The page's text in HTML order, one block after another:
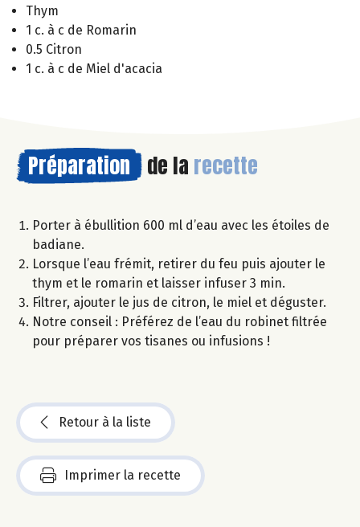
Thym
1 c. à c de Romarin
0.5 Citron
1 c. à c de Miel d'acacia
Préparation de la recette
Porter à ébullition 600 ml d’eau avec les étoiles de
badiane.
Lorsque l’eau frémit, retirer du feu puis ajouter le
thym et le romarin et laisser infuser 3 min.
Filtrer, ajouter le jus de citron, le miel et déguster.
Notre conseil : Préférez de l’eau du robinet filtrée
pour préparer vos tisanes ou infusions !
Retour à la liste
Imprimer la recette